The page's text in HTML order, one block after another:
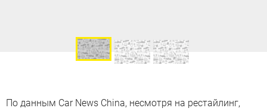
По данным Car News China, несмотря на рестайлинг,